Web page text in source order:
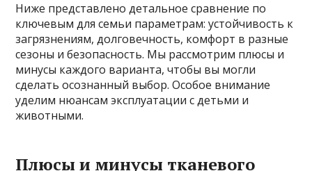
Ниже представлено детальное сравнение по
ключевым для семьи параметрам: устойчивость к
загрязнениям, долговечность, комфорт в разные
сезоны и безопасность. Мы рассмотрим плюсы и
минусы каждого варианта, чтобы вы могли
сделать осознанный выбор. Особое внимание
уделим нюансам эксплуатации с детьми и
животными.
Плюсы и минусы тканевого